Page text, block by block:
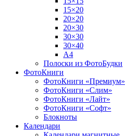
15×20
20×20
20×30
30×30
30×40
A4
Полоски из ФотоБудки
ФотоКниги
ФотоКниги «Премиум»
ФотоКниги «Слим»
ФотоКниги «Лайт»
ФотоКниги «Софт»
Блокноты
Календари